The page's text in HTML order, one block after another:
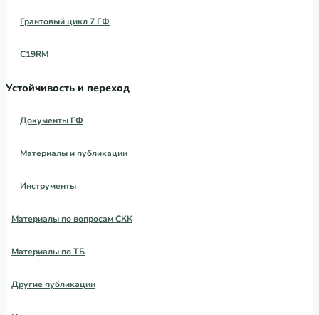
Грантовый цикл 7 ГФ
C19RM
Устойчивость и переход
Документы ГФ
Материалы и публикации
Инструменты
Материалы по вопросам СКК
Материалы по ТБ
Другие публикации